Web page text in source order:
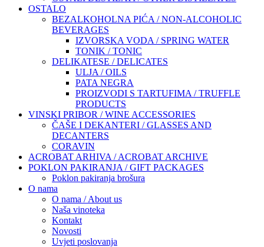
OSTALO
BEZALKOHOLNA PIĆA / NON-ALCOHOLIC
BEVERAGES
IZVORSKA VODA / SPRING WATER
TONIK / TONIC
DELIKATESE / DELICATES
ULJA / OILS
PATA NEGRA
PROIZVODI S TARTUFIMA / TRUFFLE
PRODUCTS
VINSKI PRIBOR / WINE ACCESSORIES
ČAŠE I DEKANTERI / GLASSES AND
DECANTERS
CORAVIN
ACROBAT ARHIVA / ACROBAT ARCHIVE
POKLON PAKIRANJA / GIFT PACKAGES
Poklon pakiranja brošura
O nama
O nama / About us
Naša vinoteka
Kontakt
Novosti
Uvjeti poslovanja